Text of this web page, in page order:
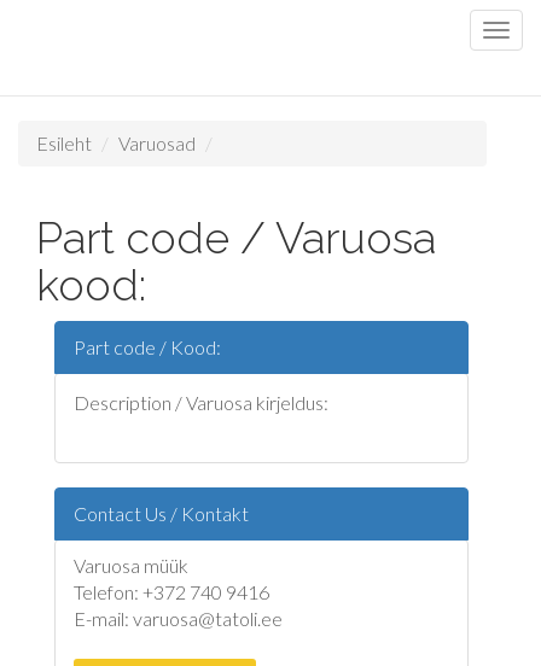
Esileht Varuosad
Part code / Varuosa
kood:
Part code / Kood:
Description / Varuosa kirjeldus:
Contact Us / Kontakt
Varuosa müük
Telefon: +372 740 9416
E-mail: varuosa@tatoli.ee